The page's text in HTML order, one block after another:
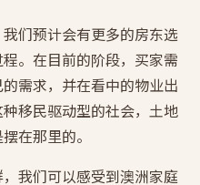
们预计会有更多的房东选
。在目前的阶段，买家需
需求，并在看中的物业出
移民驱动型的社会，土地
在那里的。
我们可以感受到澳洲家庭